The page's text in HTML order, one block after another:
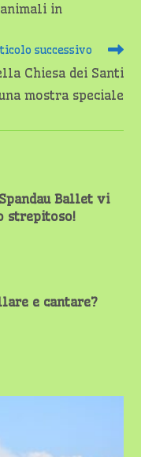
in
successivo
Chiesa dei Santi
mostra speciale
Ballet vi
strepitoso!
e cantare?